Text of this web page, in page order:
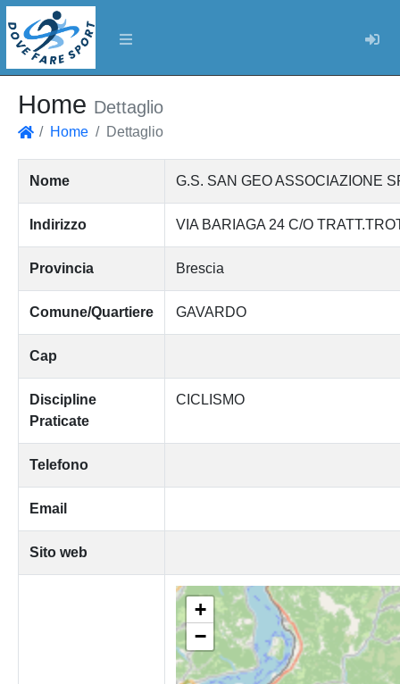
Home Dettaglio
Home Dettaglio
Nome G.S. SAN GEO ASSOCIAZIONE
Indirizzo VIA BARIAGA 24 C/O
Provincia Brescia
Comune/Quartiere GAVARDO
Cap
Discipline
Praticate
CICLISMO
Telefono
Email
Sito web
+
−